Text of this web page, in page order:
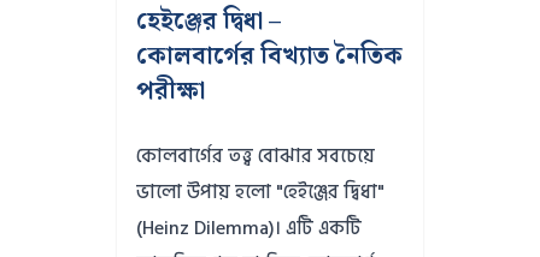
হেইঞ্জের দ্বিধা –
কোলবার্গের বিখ্যাত নৈতিক
পরীক্ষা
কোলবার্গের তত্ত্ব বোঝার সবচেয়ে
ভালো উপায় হলো "হেইঞ্জের দ্বিধা"
(Heinz Dilemma)। এটি একটি